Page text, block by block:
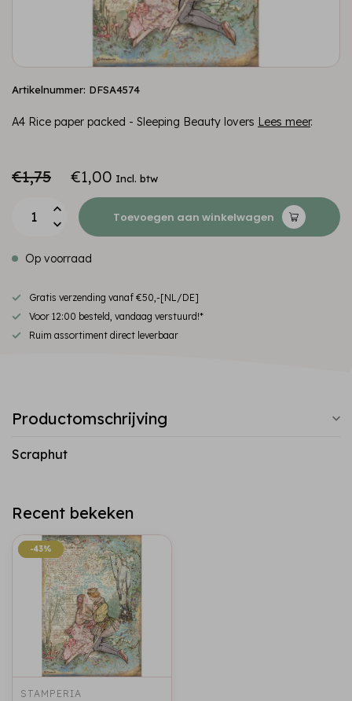
Artikelnummer: DFSA4574
A4 Rice paper packed - Sleeping Beauty lovers Lees meer.
€1,75 €1,00 Incl. btw
Toevoegen aan winkelwagen
Op voorraad
Gratis verzending vanaf €50,-[NL/DE]
Voor 12:00 besteld, vandaag verstuurd!*
Ruim assortiment direct leverbaar
Productomschrijving
Scraphut
Recent bekeken
-43%
-43%
STAMPERIA